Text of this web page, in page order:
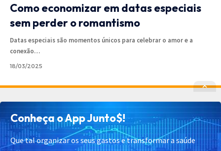
Como economizar em datas especiais
sem perder o romantismo
Datas especiais são momentos únicos para celebrar o amor e a
conexão…
18/03/2025
Termos de Uso Contato Cadastrar Quem Somos
Conheça o App Junto$!
Que tal organizar os seus gastos e transformar a saúde